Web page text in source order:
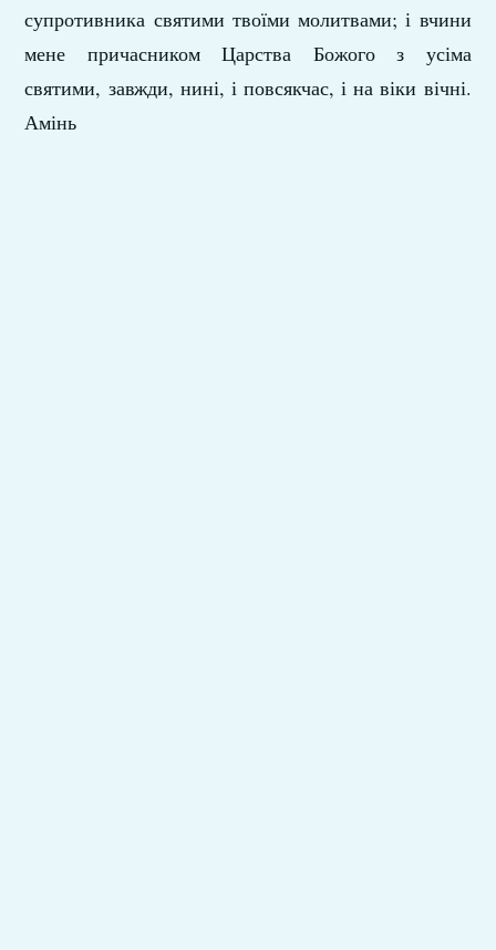
супротивника святими твоїми молитвами; і вчини
мене причасником Царства Божого з усіма
святими, завжди, нині, і повсякчас, і на віки вічні.
Амінь